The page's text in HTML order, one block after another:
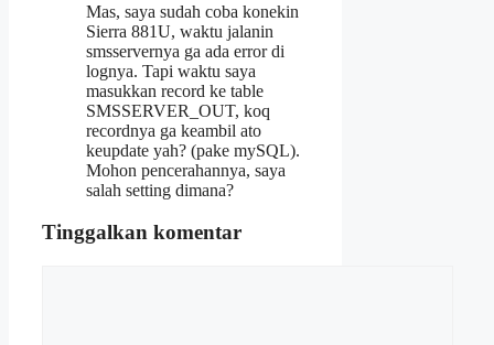
Mas, saya sudah coba konekin
Sierra 881U, waktu jalanin
smsservernya ga ada error di
lognya. Tapi waktu saya
masukkan record ke table
SMSSERVER_OUT, koq
recordnya ga keambil ato
keupdate yah? (pake mySQL).
Mohon pencerahannya, saya
salah setting dimana?
Tinggalkan komentar